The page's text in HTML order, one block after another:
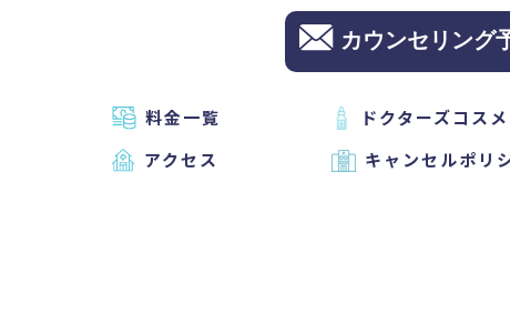
カウンセリング
料金一覧 ドクターズコスメ
アクセス キャンセルポリ